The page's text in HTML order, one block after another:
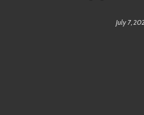
July 7,